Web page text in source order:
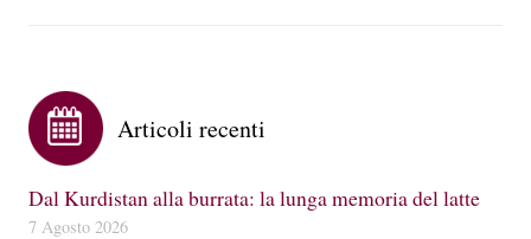
Articoli recenti
Dal Kurdistan alla burrata: la lunga memoria del latte
7 Agosto 2026